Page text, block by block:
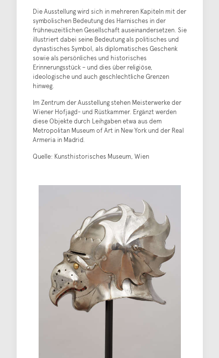
Die Ausstellung wird sich in mehreren Kapiteln mit der
symbolischen Bedeutung des Harnisches in der
frühneuzeitlichen Gesellschaft auseinandersetzen. Sie
illustriert dabei seine Bedeutung als politisches und
dynastisches Symbol, als diplomatisches Geschenk
sowie als persönliches und historisches
Erinnerungsstück – und dies über religiöse,
ideologische und auch geschlechtliche Grenzen
hinweg.
Im Zentrum der Ausstellung stehen Meisterwerke der
Wiener Hofjagd- und Rüstkammer. Ergänzt werden
diese Objekte durch Leihgaben etwa aus dem
Metropolitan Museum of Art in New York und der Real
Armeria in Madrid.
Quelle: Kunsthistorisches Museum, Wien